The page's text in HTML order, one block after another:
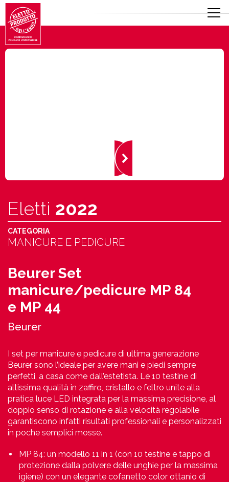
Eletti 2022
CATEGORIA
MANICURE E PEDICURE
Beurer Set
manicure/pedicure MP 84
e MP 44
Beurer
I set per manicure e pedicure di ultima generazione
Beurer sono l’ideale per avere mani e piedi sempre
perfetti, a casa come dall’estetista. Le 10 testine di
altissima qualità in zaffiro, cristallo e feltro unite alla
pratica luce LED integrata per la massima precisione, al
doppio senso di rotazione e alla velocità regolabile
garantiscono infatti risultati professionali e personalizzati
in poche semplici mosse.
MP 84: un modello 11 in 1 (con 10 testine e tappo di
protezione dalla polvere delle unghie per la massima
igiene) con un elegante cofanetto color ottanio di